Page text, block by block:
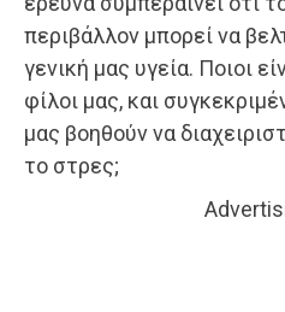
περιβάλλον μπορεί να
γενική μας υγεία. Ποιοι
φίλοι μας, και
μας βοηθούν να
το στρες;